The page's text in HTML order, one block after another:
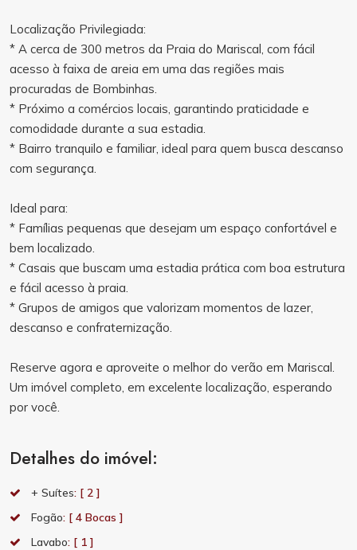
Localização Privilegiada:
* A cerca de 300 metros da Praia do Mariscal, com fácil
acesso à faixa de areia em uma das regiões mais
procuradas de Bombinhas.
* Próximo a comércios locais, garantindo praticidade e
comodidade durante a sua estadia.
* Bairro tranquilo e familiar, ideal para quem busca descanso
com segurança.
Ideal para:
* Famílias pequenas que desejam um espaço confortável e
bem localizado.
* Casais que buscam uma estadia prática com boa estrutura
e fácil acesso à praia.
* Grupos de amigos que valorizam momentos de lazer,
descanso e confraternização.
Reserve agora e aproveite o melhor do verão em Mariscal.
Um imóvel completo, em excelente localização, esperando
por você.
Detalhes do imóvel:
+ Suítes: [ 2 ]
Fogão: [ 4 Bocas ]
Lavabo: [ 1 ]